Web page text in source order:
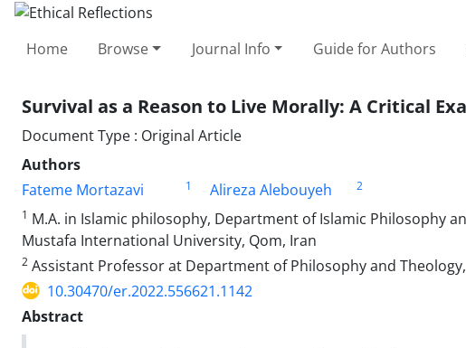
Home Browse Journal Info Guide for Authors
Survival as a Reason to Live Morally: A Critical
Document Type : Original Article
Authors
Fateme Mortazavi
1 Alireza Alebouyeh
2
1 M.A. in Islamic philosophy, Department of Islamic Philosophy
Mustafa International University, Qom, Iran
2 Assistant Professor at Department of Philosophy and
10.30470/er.2022.556621.1142
Abstract